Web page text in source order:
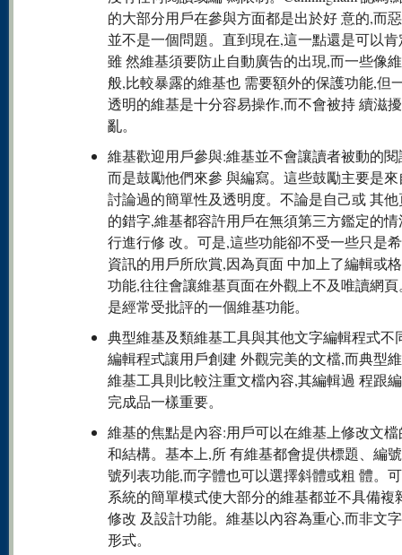
的大部分用戶在參與方面都是出於好 意的,而
並不是一個問題。直到現在,這一點還是可以
雖 然維基須要防止自動廣告的出現,而一些像
般,比較暴露的維基也 需要額外的保護功能,但
透明的維基是十分容易操作,而不會被持 續滋
亂。
維基歡迎用戶參與:維基並不會讓讀者被動的
而是鼓勵他們來參 與編寫。這些鼓勵主要是
討論過的簡單性及透明度。不論是自己或 其
的錯字,維基都容許用戶在無須第三方鑑定的
行進行修 改。可是,這些功能卻不受一些只是
資訊的用戶所欣賞,因為頁面 中加上了編輯或
功能,往往會讓維基頁面在外觀上不及唯讀網
是經常受批評的一個維基功能。
典型維基及類維基工具與其他文字編輯程式不
編輯程式讓用戶創建 外觀完美的文檔,而典型
維基工具則比較注重文檔內容,其編輯過 程跟
完成品一樣重要。
維基的焦點是內容:用戶可以在維基上修改文
和結構。基本上,所 有維基都會提供標題、編
號列表功能,而字體也可以選擇斜體或粗 體。
系統的簡單模式使大部分的維基都並不具備複
修改 及設計功能。維基以內容為重心,而非文
形式。